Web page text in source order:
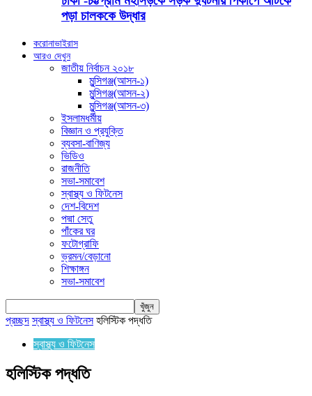
পড়া চালককে উদ্ধার
করোনাভাইরাস
আরও দেখুন
জাতীয় নির্বাচন ২০১৮
মুন্সিগঞ্জ(আসন-১)
মুন্সিগঞ্জ(আসন-২)
মুন্সিগঞ্জ(আসন-৩)
ইসলামধর্মীয়
বিজ্ঞান ও প্রযুক্তি
ব্যবসা-বাণিজ্য
ভিডিও
রাজনীতি
সভা-সমাবেশ
স্বাস্থ্য ও ফিটনেস
দেশ-বিদেশ
পদ্মা সেতু
পাঁকের ঘর
ফটোগ্রাফি
ভ্রমন/বেড়ানো
শিক্ষাঙ্গন
সভা-সমাবেশ
প্রচ্ছদ স্বাস্থ্য ও ফিটনেস হলিস্টিক পদ্ধতি
স্বাস্থ্য ও ফিটনেস
হলিস্টিক পদ্ধতি